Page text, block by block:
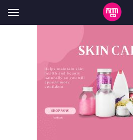
Toggle
navigation